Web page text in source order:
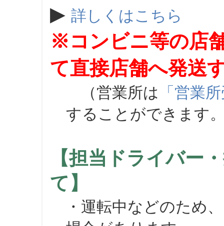
▶ 詳しくはこちら
※コンビニ等の店
て直接店舗へ発送
（営業所は 「営業
することができます
【担当ドライバー
て】
・運転中などのため